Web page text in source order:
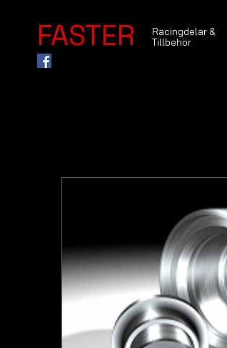
FASTER
Racingdelar &
Tillbehör